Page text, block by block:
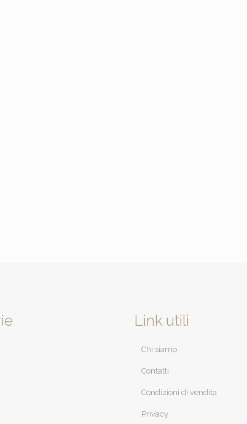
Link utili
Chi siamo
Contatti
Condizioni di vendita
Privacy